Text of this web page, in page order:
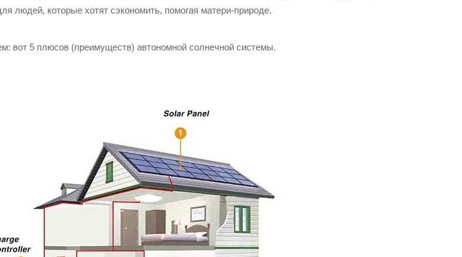
людей, которые хотят сэкономить, помогая матери-природе.
вот 5 плюсов (преимуществ) автономной солнечной системы.